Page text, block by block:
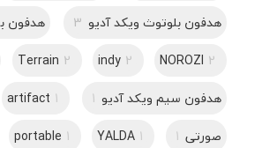
هدفون بلوتوث ویکد آدیو 3 هدفون
NOROZI 2
indy 2
Terrain 2
هدفون سیم ویکد آدیو 1
artifact 1
صورتی 1
YALDA 1
portable 1